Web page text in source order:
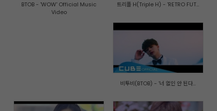
BTOB - 'WOW' Official Music
Video
트리플 H(Triple H) - 'RETRO FUT...
비투비(BTOB) - '너 없인 안 된다...